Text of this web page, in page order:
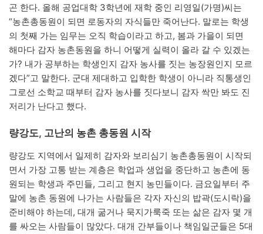
곤 한다. 올해 공업대학 3학년에 재학 중인 리영일(가명)씨는
“농촌총동원이 되면 로동자의 자식들만 죽어난다. 말로는 학생
의 첫째 가는 임무는 오직 학습이라고 하고, 봄과 가을이 되면
해마다 감자 농촌동원을 하니 어떻게 실력이 올라 갈 수 있겠는
가? 내가 공부하는 학생인지 감자 농사를 짓는 농장원인지 모르
겠다”고 말한다. 군대 제대하고 입학한 학생이 아니라 직통생인
그로선 소학교 때부터 감자 농사를 짓다보니 감자 싹만 봐도 진
저리가 난다고 했다.
량강도, 고난의 농촌 총동원 시작
량강도 지역에서 일제히 감자와 보리심기 농촌총동원이 시작되
면서 가장 고통 받는 계층은 학업과 생업을 중단하고 농촌에 동
원되는 학생과 주민들, 그리고 현지 농민들이다. 금요일부터 주
말에 농촌 동원에 나가는 사람들은 각자 자신의 밥곽(도시락)을
준비해야 하는데, 대개 굶거나 묵지가룩죽 또는 삶은 감자 몇 개
를 싸오는 사람들이 많았다. 대개 간부들이나 책임일군들은 5대